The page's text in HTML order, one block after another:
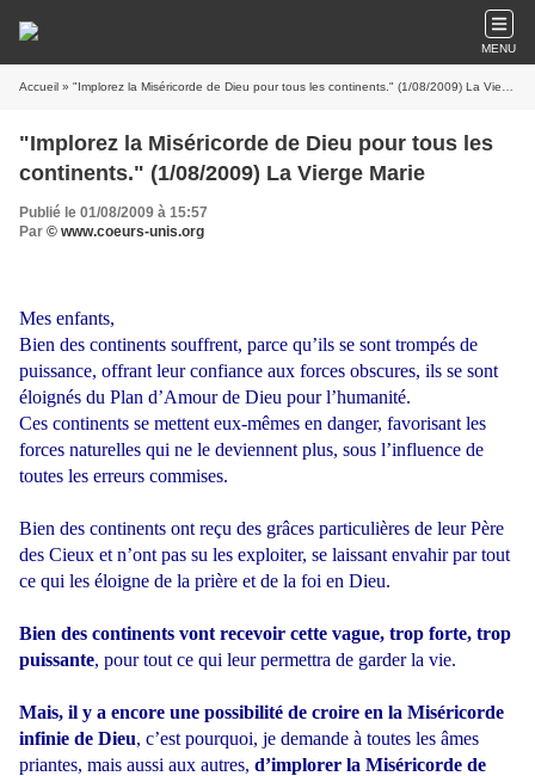
MENU
Accueil » "Implorez la Miséricorde de Dieu pour tous les continents." (1/08/2009) La Vierge Marie
"Implorez la Miséricorde de Dieu pour tous les
continents." (1/08/2009) La Vierge Marie
Publié le 01/08/2009 à 15:57
Par © www.coeurs-unis.org
Mes enfants,
Bien des continents souffrent, parce qu’ils se sont trompés de
puissance, offrant leur confiance aux forces obscures, ils se sont
éloignés du Plan d’Amour de Dieu pour l’humanité.
Ces continents se mettent eux-mêmes en danger, favorisant les
forces naturelles qui ne le deviennent plus, sous l’influence de
toutes les erreurs commises.
Bien des continents ont reçu des grâces particulières de leur Père
des Cieux et n’ont pas su les exploiter, se laissant envahir par tout
ce qui les éloigne de la prière et de la foi en Dieu.
Bien des continents vont recevoir cette vague, trop forte, trop
puissante, pour tout ce qui leur permettra de garder la vie.
Mais, il y a encore une possibilité de croire en la Miséricorde
infinie de Dieu, c’est pourquoi, je demande à toutes les âmes
priantes, mais aussi aux autres, d’implorer la Miséricorde de